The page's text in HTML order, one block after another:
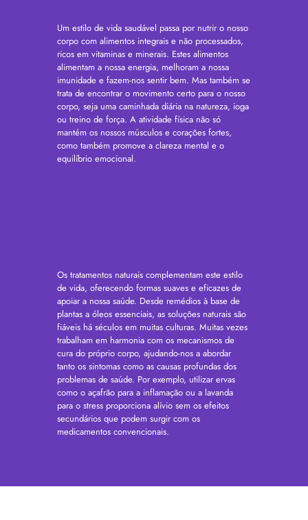
Um estilo de vida saudável passa por nutrir o nosso
corpo com alimentos integrais e não processados,
ricos em vitaminas e minerais. Estes alimentos
alimentam a nossa energia, melhoram a nossa
imunidade e fazem-nos sentir bem. Mas também se
trata de encontrar o movimento certo para o nosso
corpo, seja uma caminhada diária na natureza, ioga
ou treino de força. A atividade física não só
mantém os nossos músculos e corações fortes,
como também promove a clareza mental e o
equilíbrio emocional.
Os tratamentos naturais complementam este estilo
de vida, oferecendo formas suaves e eficazes de
apoiar a nossa saúde. Desde remédios à base de
plantas a óleos essenciais, as soluções naturais são
fiáveis ​​há séculos em muitas culturas. Muitas vezes
trabalham em harmonia com os mecanismos de
cura do próprio corpo, ajudando-nos a abordar
tanto os sintomas como as causas profundas dos
problemas de saúde. Por exemplo, utilizar ervas
como o açafrão para a inflamação ou a lavanda
para o stress proporciona alívio sem os efeitos
secundários que podem surgir com os
medicamentos convencionais.